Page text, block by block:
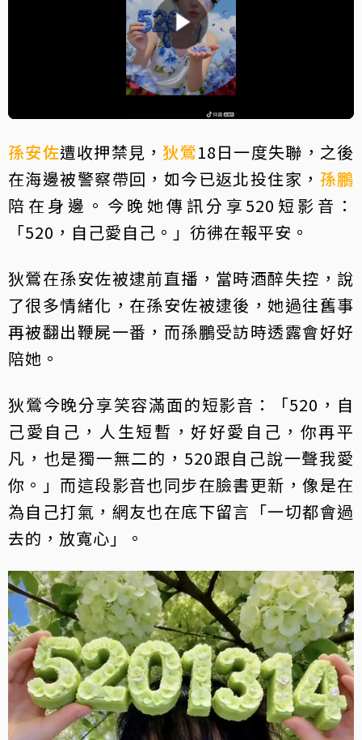
孫安佐遭收押禁見， 狄鶯18日一度失聯，之後
在海邊被警察帶回，如今已返北投住家， 孫鵬
陪在身邊。今晚她傳訊分享520短影音：
「520，自己愛自己。」彷彿在報平安。
狄鶯在孫安佐被逮前直播，當時酒醉失控，說
了很多情緒化，在孫安佐被逮後，她過往舊事
再被翻出鞭屍一番，而孫鵬受訪時透露會好好
陪她。
狄鶯今晚分享笑容滿面的短影音：「520，自
己愛自己，人生短暫，好好愛自己，你再平
凡，也是獨一無二的，520跟自己說一聲我愛
你。」而這段影音也同步在臉書更新，像是在
為自己打氣，網友也在底下留言「一切都會過
去的，放寬心」。